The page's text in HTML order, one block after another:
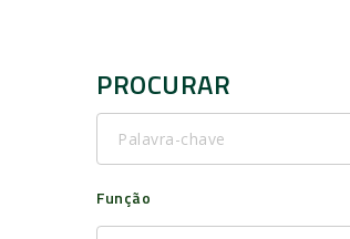
PROCURAR
chave
Função